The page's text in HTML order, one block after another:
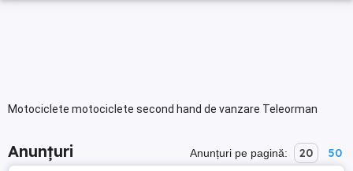
Motociclete motociclete second hand de vanzare Teleorman
Anunțuri Anunțuri pe pagină: 20 50